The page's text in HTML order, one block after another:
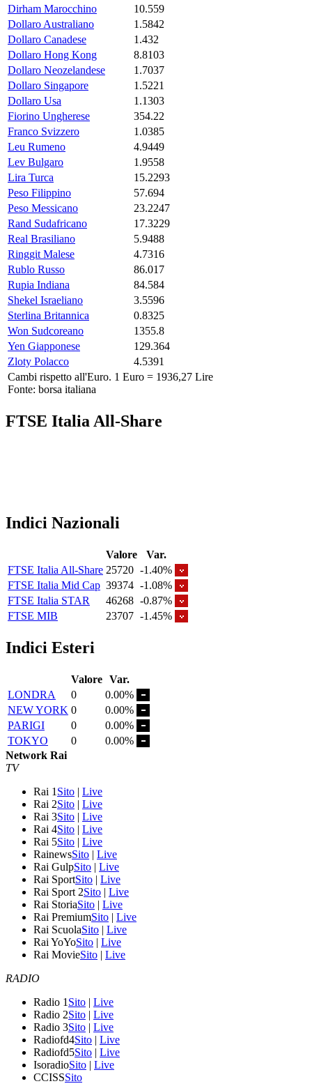
Dirham Marocchino
10.559
Dollaro Australiano
1.5842
Dollaro Canadese
1.432
Dollaro Hong Kong
8.8103
Dollaro Neozelandese
1.7037
Dollaro Singapore
1.5221
Dollaro Usa
1.1303
Fiorino Ungherese
354.22
Franco Svizzero
1.0385
Leu Rumeno
4.9449
Lev Bulgaro
1.9558
Lira Turca
15.2293
Peso Filippino
57.694
Peso Messicano
23.2247
Rand Sudafricano
17.3229
Real Brasiliano
5.9488
Ringgit Malese
4.7316
Rublo Russo
86.017
Rupia Indiana
84.584
Shekel Israeliano
3.5596
Sterlina Britannica
0.8325
Won Sudcoreano
1355.8
Yen Giapponese
129.364
Zloty Polacco
4.5391
Cambi rispetto all'Euro. 1 Euro = 1936,27 Lire
Fonte: borsa italiana
FTSE Italia All-Share
Indici Nazionali
Valore
Var.
FTSE Italia All-Share 25720 -1.40%
FTSE Italia Mid Cap 39374 -1.08%
FTSE Italia STAR
46268 -0.87%
FTSE MIB
23707 -1.45%
Indici Esteri
Valore Var.
LONDRA
0
0.00%
NEW YORK 0
0.00%
PARIGI
0
0.00%
TOKYO
0
0.00%
Network Rai
TV
Rai 1 Sito | Live
Rai 2Sito | Live
Rai 3Sito | Live
Rai 4Sito | Live
Rai 5Sito | Live
RainewsSito | Live
Rai GulpSito | Live
Rai SportSito | Live
Rai Sport 2Sito | Live
Rai StoriaSito | Live
Rai PremiumSito | Live
Rai ScuolaSito | Live
Rai YoYoSito | Live
Rai MovieSito | Live
RADIO
Radio 1 Sito | Live
Radio 2Sito | Live
Radio 3Sito | Live
Radiofd4Sito | Live
Radiofd5Sito | Live
IsoradioSito | Live
CCISSSito